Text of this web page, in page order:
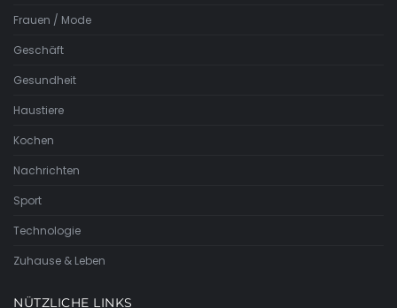
Frauen / Mode
Geschäft
Gesundheit
Haustiere
Kochen
Nachrichten
Sport
Technologie
Zuhause & Leben
NÜTZLICHE LINKS